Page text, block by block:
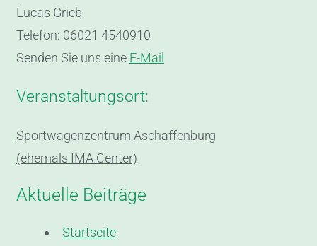
Lucas Grieb
Telefon: 06021 4540910
Senden Sie uns eine E-Mail
Veranstaltungsort:
Sportwagenzentrum Aschaffenburg
(ehemals IMA Center)
Aktuelle Beiträge
Startseite